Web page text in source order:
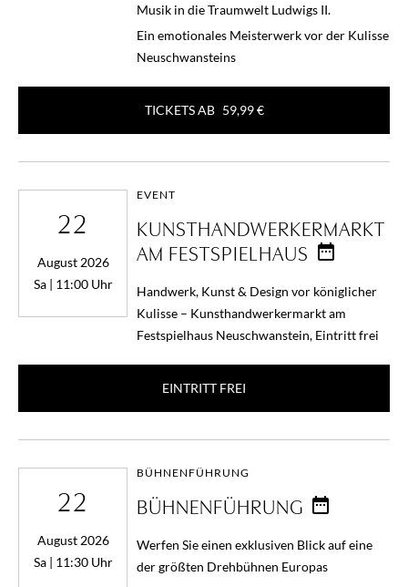
Musik in die Traumwelt Ludwigs II.
Ein emotionales Meisterwerk vor der Kulisse
Neuschwansteins
TICKETS AB 59,99 €
22
August 2026
Sa | 11:00 Uhr
EVENT
KUNSTHANDWERKERMARKT
AM FESTSPIELHAUS
Handwerk, Kunst & Design vor königlicher
Kulisse – Kunsthandwerkermarkt am
Festspielhaus Neuschwanstein, Eintritt frei
EINTRITT FREI
22
August 2026
Sa | 11:30 Uhr
BÜHNENFÜHRUNG
BÜHNENFÜHRUNG
Werfen Sie einen exklusiven Blick auf eine
der größten Drehbühnen Europas